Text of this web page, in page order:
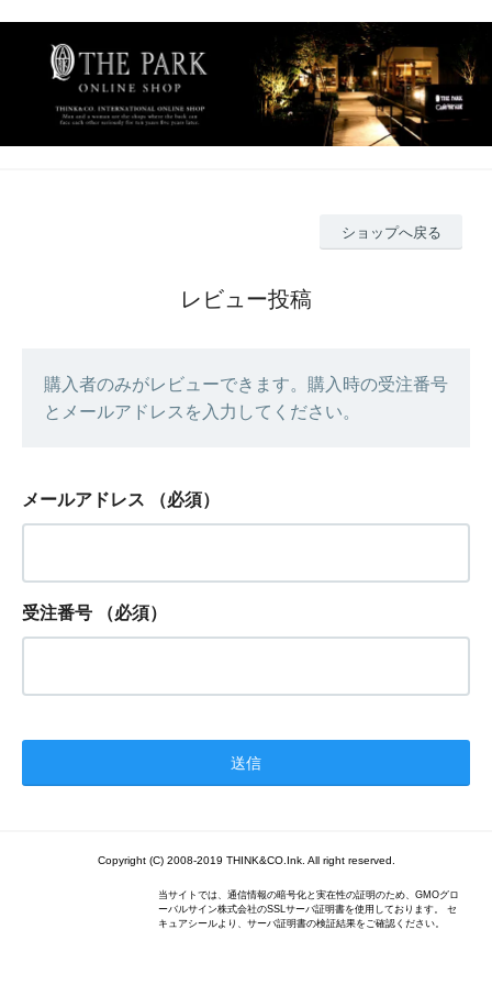
ショップへ戻る
レビュー投稿
購入者のみがレビューできます。購入時の受注番号
とメールアドレスを入力してください。
メールアドレス （必須）
受注番号 （必須）
Copyright (C) 2008-2019 THINK&CO.Ink. All right reserved.
当サイトでは、通信情報の暗号化と実在性の証明のため、GMOグロ
ーバルサイン株式会社のSSLサーバ証明書を使用しております。 セ
キュアシールより、サーバ証明書の検証結果をご確認ください。